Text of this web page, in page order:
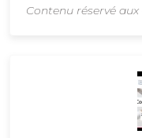
Contenu réservé